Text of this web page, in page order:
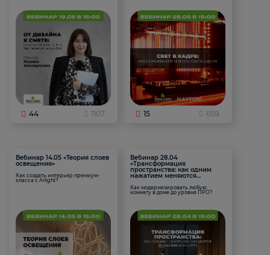
44 1107 15 658
Вебинар 14.05 «Теория слоев
освещения»
Как создать интерьер премиум-
класса с Arlight?
Вебинар 28.04
«Трансформация
пространства: как одним
нажатием меняются
Как модернизировать любую
комнату в доме до уровня ПРО?